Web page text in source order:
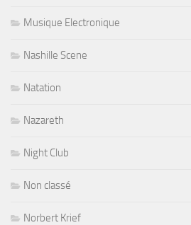
Musique Electronique
Nashille Scene
Natation
Nazareth
Night Club
Non classé
Norbert Krief